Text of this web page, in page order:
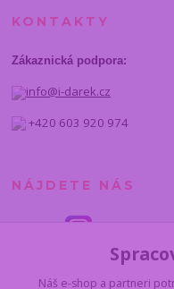
KONTAKTY
Zákaznická podpora:
info@i-darek.cz
+420 603 920 974
NÁJDETE NÁS
Náš e-shop a partneri